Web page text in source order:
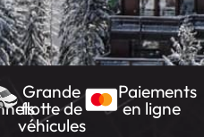
Grande
flotte de
véhicules
Paiements
en ligne